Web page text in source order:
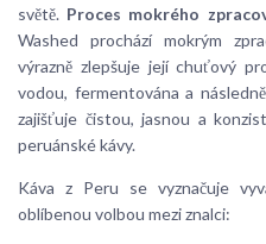
světě. Proces mokrého
Washed prochází mokrým
výrazně zlepšuje její chuťový
vodou, fermentována a
zajišťuje čistou, jasnou a
peruánské kávy.
Káva z Peru se vyznačuje
oblíbenou volbou mezi znalci: